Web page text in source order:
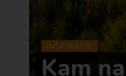
INŠPIRÁCIE
Kam